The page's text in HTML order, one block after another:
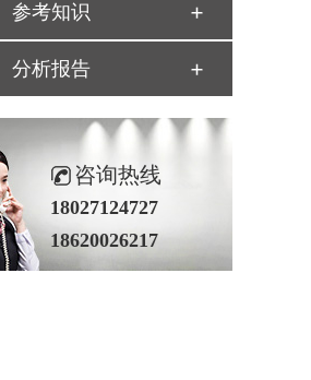
参考知识
分析报告
咨询热线
18027124727
18620026217